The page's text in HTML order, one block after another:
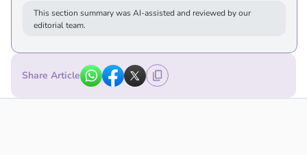
This section summary was AI-assisted and reviewed by our
editorial team.
Share Article